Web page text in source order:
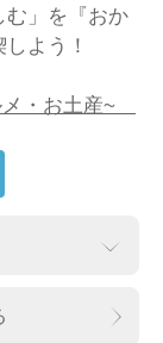
む」を『おか
よう！
・お土産~